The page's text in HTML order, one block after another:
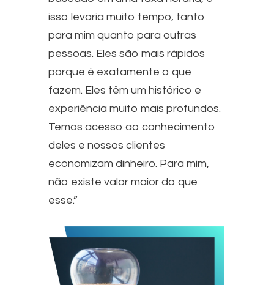
isso levaria muito tempo, tanto
para mim quanto para outras
pessoas. Eles são mais rápidos
porque é exatamente o que
fazem. Eles têm um histórico e
experiência muito mais profundos.
Temos acesso ao conhecimento
deles e nossos clientes
economizam dinheiro. Para mim,
não existe valor maior do que
esse.”